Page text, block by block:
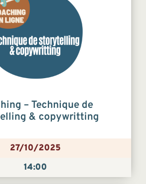
– Technique de
& copywritting
27/10/2025
14:00